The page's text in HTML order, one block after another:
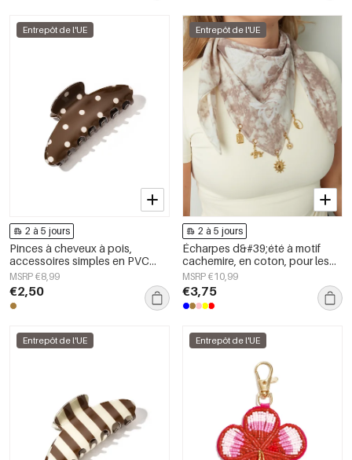
Entrepôt de l'UE
2 à 5 jours
Pinces à cheveux à pois,
accessoires simples en PVC
pour le quotidien
MSRP €8,99
€2,50
Entrepôt de l'UE
2 à 5 jours
Écharpes d&#39;été à motif
cachemire, en coton, pour les
vacances et le quotidien
MSRP €10,99
€3,75
Entrepôt de l'UE Entrepôt de l'UE